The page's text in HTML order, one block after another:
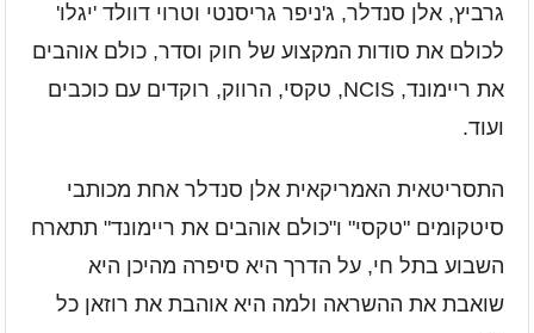
גרביץ, אלן סנדלר, ג'ניפר גריסנטי וטרוי דוולד 'יגלו'
לכולם את סודות המקצוע של חוק וסדר, כולם אוהבים
את ריימונד,NCIS, טקסי, הרווק, רוקדים עם כוכבים
ועוד.
התסריטאית האמריקאית אלן סנדלר אחת מכותבי
סיטקומים "טקסי" ו"כולם אוהבים את ריימונד" תתארח
השבוע בתל חי, על הדרך היא סיפרה מהיכן היא
שואבת את ההשראה ולמה היא אוהבת את רוזאן כל